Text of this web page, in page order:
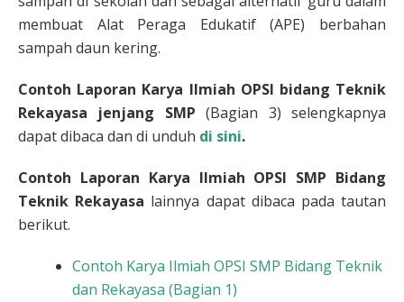
membuat Alat Peraga Edukatif (APE) berbahan
sampah daun kering.
Contoh Laporan Karya Ilmiah OPSI bidang Teknik
Rekayasa jenjang SMP (Bagian 3) selengkapnya
dapat dibaca dan di unduh di sini.
Contoh Laporan Karya Ilmiah OPSI SMP Bidang
Teknik Rekayasa lainnya dapat dibaca pada tautan
berikut.
Contoh Karya Ilmiah OPSI SMP Bidang Teknik
dan Rekayasa (Bagian 1)